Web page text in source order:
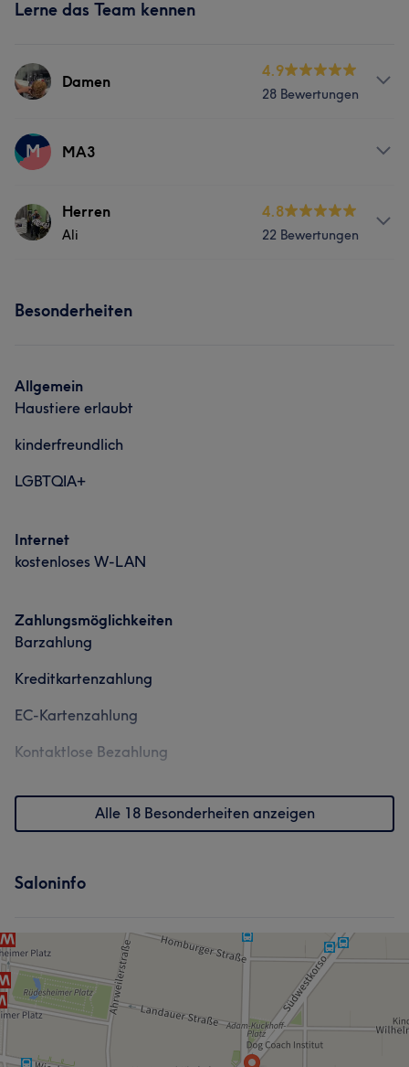
Lerne das Team kennen
Damen
4.9
28 Bewertungen
Services
M MA3
ServicesHerren
Ali
4.8
22 Bewertungen
Besonderheiten
Allgemein
Haustiere erlaubt
kinderfreundlich
LGBTQIA+
Internet
kostenloses W-LAN
Zahlungsmöglichkeiten
Barzahlung
Kreditkartenzahlung
EC-Kartenzahlung
Kontaktlose Bezahlung
Alle 18 Besonderheiten anzeigen
Saloninfo